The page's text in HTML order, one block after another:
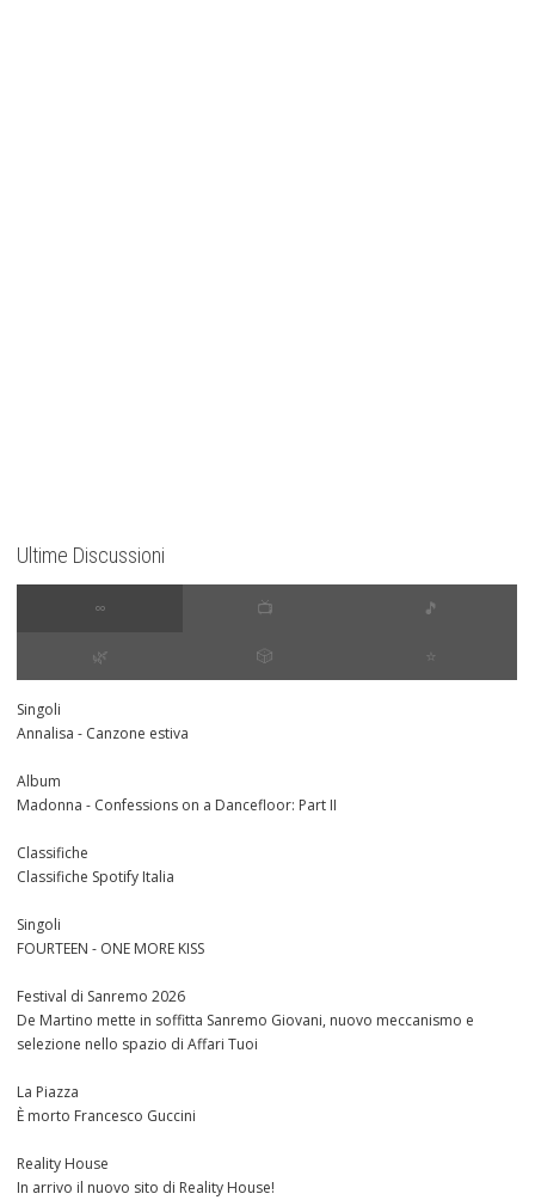
Ultime Discussioni
∞ 📺 🎵
🌿 🎲 ⭐️
Singoli
Annalisa - Canzone estiva
Album
Madonna - Confessions on a Dancefloor: Part II
Classifiche
Classifiche Spotify Italia
Singoli
FOURTEEN - ONE MORE KISS
Festival di Sanremo 2026
De Martino mette in soffitta Sanremo Giovani, nuovo meccanismo e
selezione nello spazio di Affari Tuoi
La Piazza
È morto Francesco Guccini
Reality House
In arrivo il nuovo sito di Reality House!